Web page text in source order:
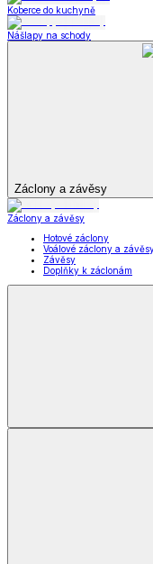
Koberce do kuchyně
Nášlapy na schody
Záclony a závěsy
Záclony a závěsy
Hotové záclony
Voálové záclony a
Závěsy
Doplňky k záclonám